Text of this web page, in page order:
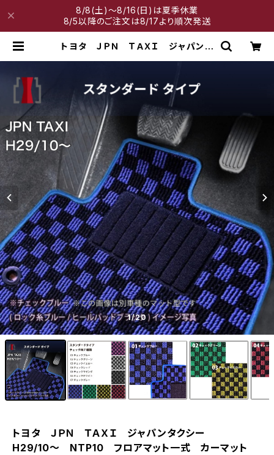
8/8(土)～8/16(日)は夏季休業
8/5以降のご注文は8/17より順次発送
トヨタ ＪＰＮ ＴＡＸＩ ジャパンタ
1/20
トヨタ ＪＰＮ ＴＡＸＩ ジャパンタクシー
H29/10〜 NTP10 フロアマット一式 カーマット